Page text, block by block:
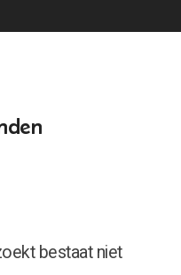
bestaat niet